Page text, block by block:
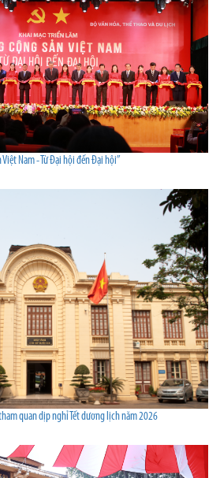
Việt Nam - Từ Đại hội đến Đại hội”
quan dịp nghỉ Tết dương lịch năm 2026